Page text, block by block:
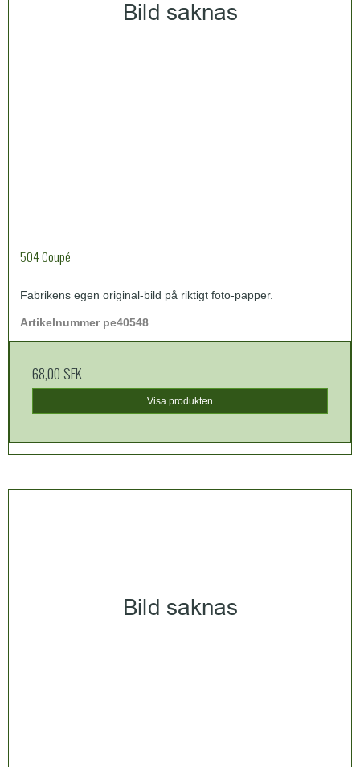
504 Coupé
Fabrikens egen original-bild på riktigt foto-papper.
Artikelnummer pe40548
68,00 SEK
Visa produkten